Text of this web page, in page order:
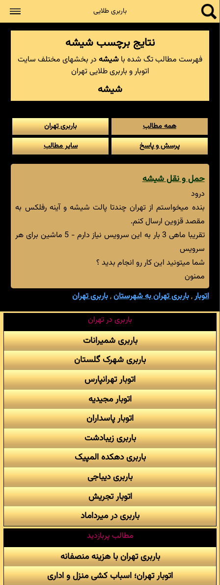
باربری طلایی
نتایج برچسب شیشه
فهرست مطالب تگ شده با شیشه در بخشهای مختلف سایت
اتوبار و باربری طلایی تهران
شیشه
همه مطالب
باربری تهران
پرسش و پاسخ
سایر مطالب
حمل و نقل شیشه
درود
بنده میخواستم از تهران چندتا پالت شیشه و آینه رفلکس به
مقصد قزوین ارسال کنم.
تقریبا ماهی 3 بار به این سرویس نیاز دارم - 5 ماشین برای هر
سرویس
شما میتونید این کار رو انجام بدید ؟
ممنون
اتوبار,باربری تهران به شهرستان,باربری تهران
باربری در تهران
باربری شمیرانات
باربری شهرک گلستان
اتوبار تهرانپارس
اتوبار مجیدیه
اتوبار پاسداران
باربری زیبادشت
باربری دهکده المپیک
باربری دیباجی
اتوبار تجریش
باربری در میرداماد
مطالب پربازدید
باربری تهران با هزینه منصفانه
اتوبار تهران؛ اسباب کشی منزل و اداری
جستجو